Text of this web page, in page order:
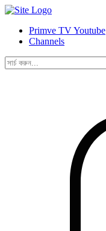
Primve TV Youtube
Channels